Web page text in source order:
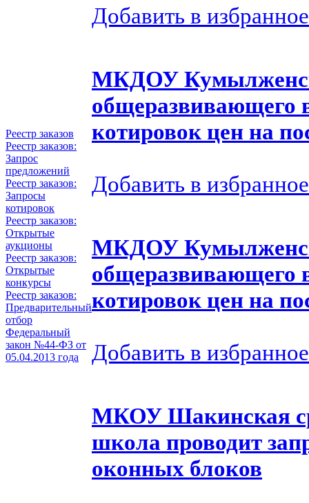
Реестр заказов
Реестр заказов:
Запрос
предложений
Реестр заказов:
Запросы
котировок
Реестр заказов:
Открытые
аукционы
Реестр заказов:
Открытые
конкурсы
Реестр заказов:
Предварительный
отбор
Федеральный
закон №44-ФЗ от
05.04.2013 года
Добавить в избранное
МКДОУ
общеразвивающего
котировок цен на
Добавить в избранное
МКДОУ
общеразвивающего
котировок цен на
Добавить в избранное
МКОУ Шакинская
школа проводит
оконных блоков